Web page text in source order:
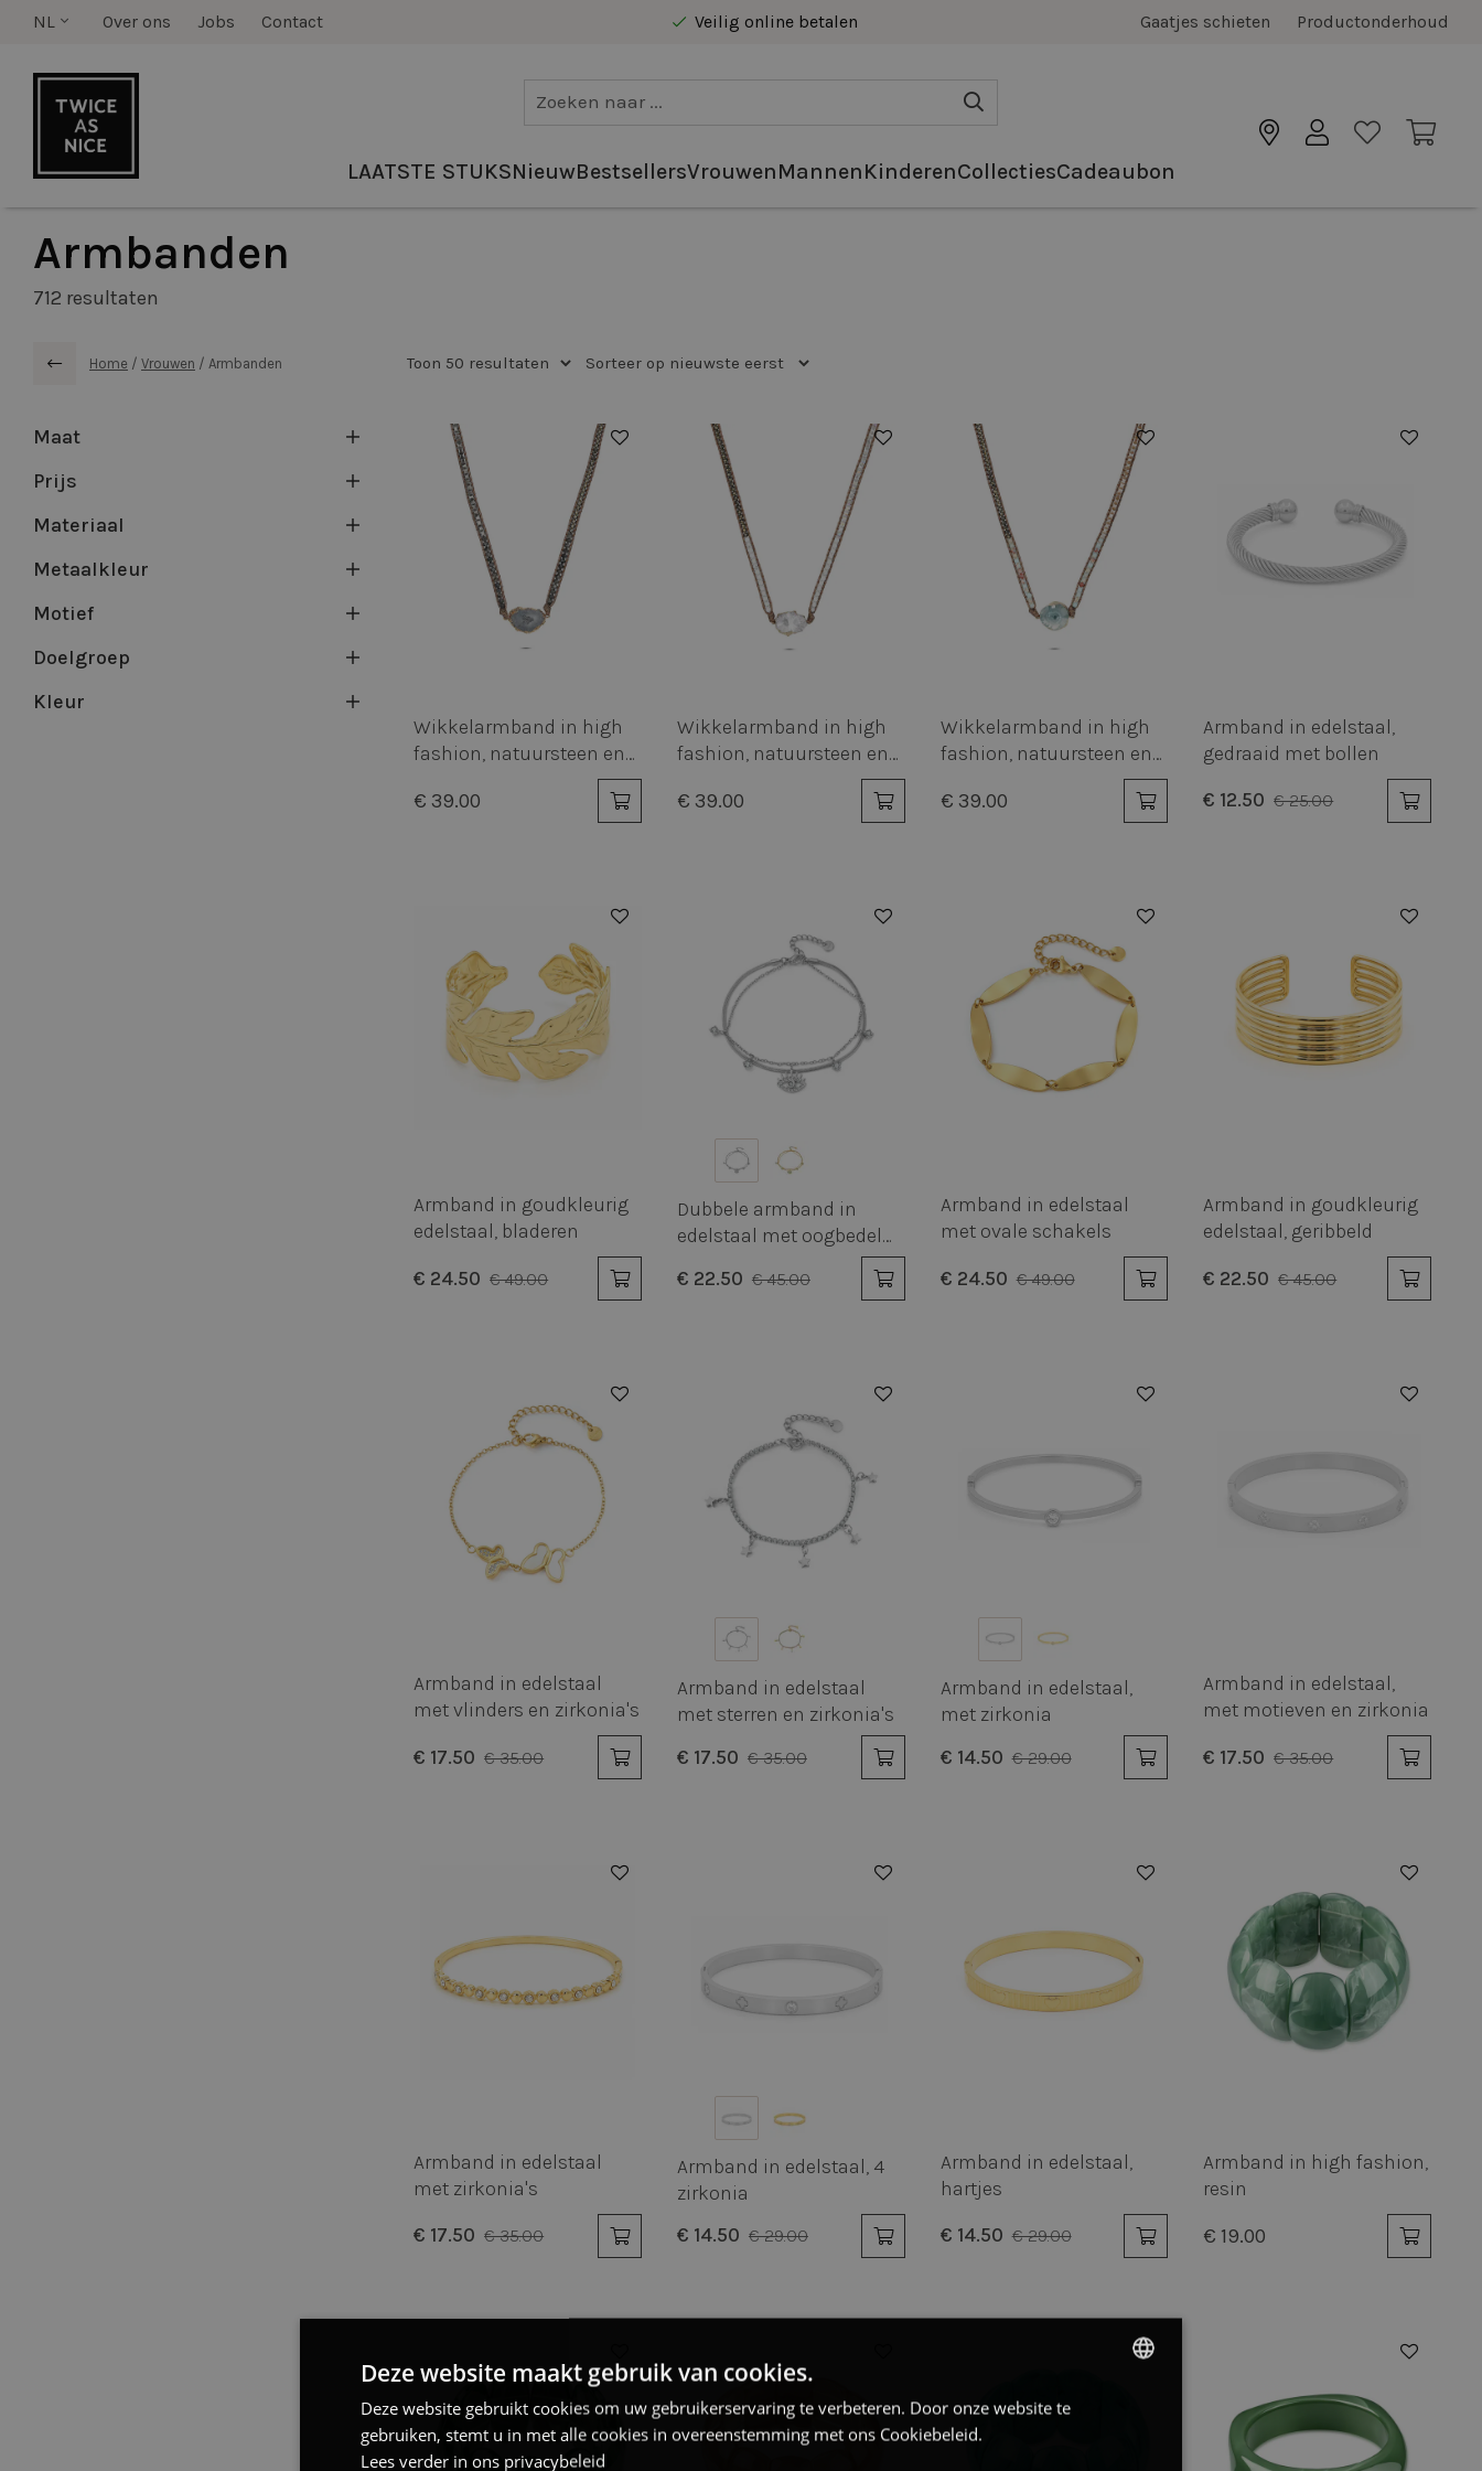
NL Over ons Jobs Contact
Veilig online betalen
Gaatjes schieten Productonderhoud
LAATSTE STUKSNieuwBestsellersVrouwenMannenKinderenCollectiesCadeaubon
Armbanden
712 resultaten
Home / Vrouwen / Armbanden
Maat
Prijs
Materiaal
Metaalkleur
Motief
Doelgroep
Kleur
Wikkelarmband in high
fashion, natuursteen en
€ 39.00
Wikkelarmband in high
fashion, natuursteen en
€ 39.00
Wikkelarmband in high
fashion, natuursteen en
€ 39.00
Armband in edelstaal,
gedraaid met bollen
€ 12.50 € 25.00
Armband in goudkleurig
edelstaal, bladeren
€ 24.50 € 49.00
Dubbele armband in
edelstaal met oogbedel
€ 22.50 € 45.00
Armband in edelstaal
met ovale schakels
€ 24.50 € 49.00
Armband in goudkleurig
edelstaal, geribbeld
€ 22.50 € 45.00
Armband in edelstaal
met vlinders en zirkonia's
€ 17.50 € 35.00
Armband in edelstaal
met sterren en zirkonia's
€ 17.50 € 35.00
Armband in edelstaal,
met zirkonia
€ 14.50 € 29.00
Armband in edelstaal,
met motieven en zirkonia
€ 17.50 € 35.00
Armband in edelstaal
met zirkonia's
€ 17.50 € 35.00
Armband in edelstaal, 4
zirkonia
€ 14.50 € 29.00
Armband in edelstaal,
hartjes
€ 14.50 € 29.00
Armband in high fashion,
resin
€ 19.00
Deze website maakt gebruik van cookies.
Deze website gebruikt cookies om uw gebruikerservaring te verbeteren. Door onze website te
gebruiken, stemt u in met alle cookies in overeenstemming met ons Cookiebeleid.
Lees verder in ons privacybeleid